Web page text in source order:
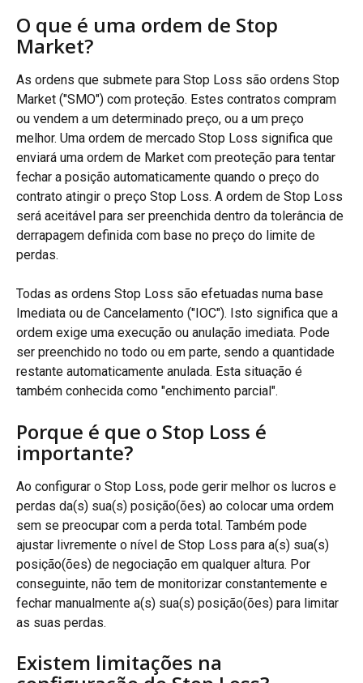
O que é uma ordem de Stop
Market?
As ordens que submete para Stop Loss são ordens Stop
Market ("SMO") com proteção. Estes contratos compram
ou vendem a um determinado preço, ou a um preço
melhor. Uma ordem de mercado Stop Loss significa que
enviará uma ordem de Market com preoteção para tentar
fechar a posição automaticamente quando o preço do
contrato atingir o preço Stop Loss. A ordem de Stop Loss
será aceitável para ser preenchida dentro da tolerância de
derrapagem definida com base no preço do limite de
perdas.
Todas as ordens Stop Loss são efetuadas numa base
Imediata ou de Cancelamento ("IOC"). Isto significa que a
ordem exige uma execução ou anulação imediata. Pode
ser preenchido no todo ou em parte, sendo a quantidade
restante automaticamente anulada. Esta situação é
também conhecida como "enchimento parcial".
Porque é que o Stop Loss é
importante?
Ao configurar o Stop Loss, pode gerir melhor os lucros e
perdas da(s) sua(s) posição(ões) ao colocar uma ordem
sem se preocupar com a perda total. Também pode
ajustar livremente o nível de Stop Loss para a(s) sua(s)
posição(ões) de negociação em qualquer altura. Por
conseguinte, não tem de monitorizar constantemente e
fechar manualmente a(s) sua(s) posição(ões) para limitar
as suas perdas.
Existem limitações na